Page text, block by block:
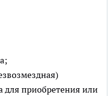
для приобретения или